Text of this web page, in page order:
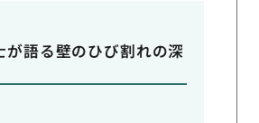
が語る壁のひび割れの深